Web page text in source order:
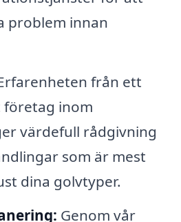
problem innan
från ett
inom
värdefull rådgivning
som är mest
dina golvtyper.
Genom vår